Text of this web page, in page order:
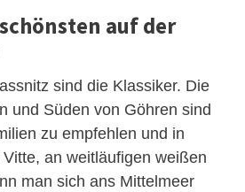
auf der
sind die Klassiker. Die
und Süden von Göhren sind
zu empfehlen und in
an weitläufigen weißen
man sich ans Mittelmeer